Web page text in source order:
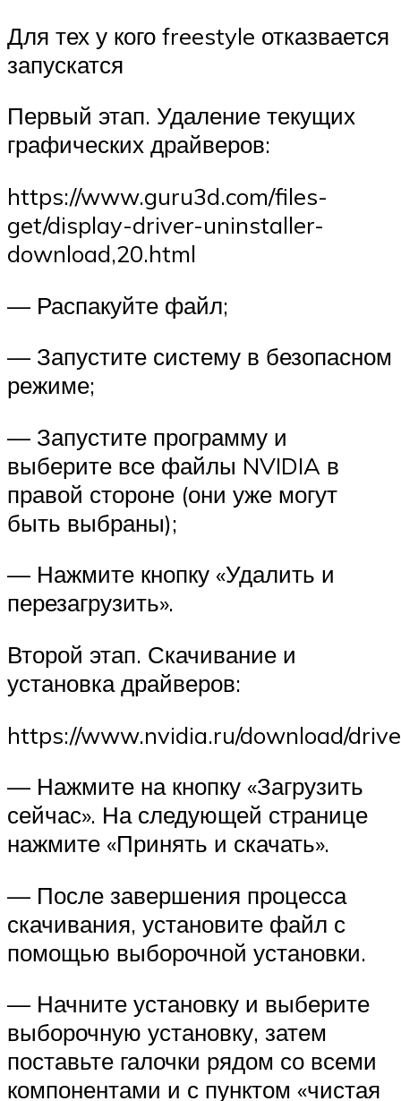
Для тех у кого freestyle отказвается
запускатся
Первый этап. Удаление текущих
графических драйверов:
https://www.guru3d.com/files-
get/display-driver-uninstaller-
download,20.html
— Распакуйте файл;
— Запустите систему в безопасном
режиме;
— Запустите программу и
выберите все файлы NVIDIA в
правой стороне (они уже могут
быть выбраны);
— Нажмите кнопку «Удалить и
перезагрузить».
Второй этап. Скачивание и
установка драйверов:
https://www.nvidia.ru/download/
— Нажмите на кнопку «Загрузить
сейчас». На следующей странице
нажмите «Принять и скачать».
— После завершения процесса
скачивания, установите файл с
помощью выборочной установки.
— Начните установку и выберите
выборочную установку, затем
поставьте галочки рядом со всеми
компонентами и с пунктом «чистая